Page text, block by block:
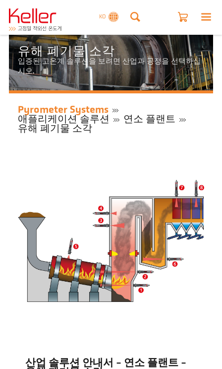
KO
유해 폐기물 소각
입증된 고온계 솔루션을 보려면 산업과 공정을 선택하십
시오.
Pyrometer Systems
애플리케이션 솔루션
연소 플랜트
유해 폐기물 소각
산업 솔루션 안내서 - 연소 플랜트 -